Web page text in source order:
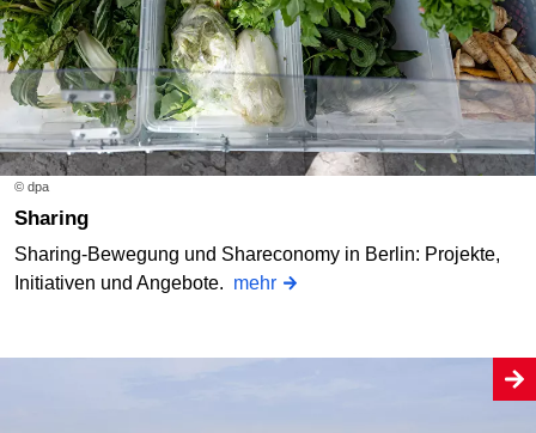
© dpa
Sharing
Sharing-Bewegung und Shareconomy in Berlin: Projekte,
Initiativen und Angebote. mehr